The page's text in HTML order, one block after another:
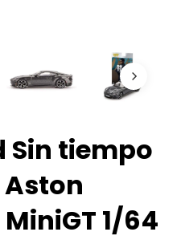
Sin tiempo
1/64